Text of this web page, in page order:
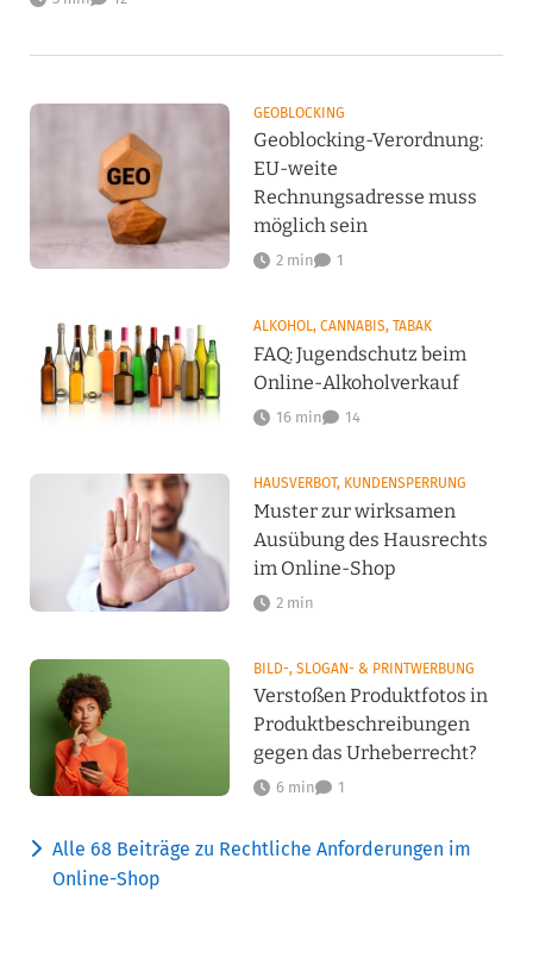
GEOBLOCKING
Geoblocking-Verordnung:
EU-weite
Rechnungsadresse muss
möglich sein
2 min 1
ALKOHOL, CANNABIS, TABAK
FAQ: Jugendschutz beim
Online-Alkoholverkauf
16 min 14
HAUSVERBOT, KUNDENSPERRUNG
Muster zur wirksamen
Ausübung des Hausrechts
im Online-Shop
2 min
BILD-, SLOGAN- & PRINTWERBUNG
Verstoßen Produktfotos in
Produktbeschreibungen
gegen das Urheberrecht?
6 min 1
Alle 68 Beiträge zu Rechtliche Anforderungen im
Online-Shop